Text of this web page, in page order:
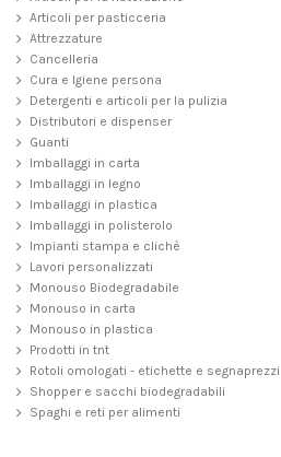
Articoli per pasticceria
Attrezzature
Cancelleria
Cura e Igiene persona
Detergenti e articoli per la pulizia
Distributori e dispenser
Guanti
Imballaggi in carta
Imballaggi in legno
Imballaggi in plastica
Imballaggi in polisterolo
Impianti stampa e clichè
Lavori personalizzati
Monouso Biodegradabile
Monouso in carta
Monouso in plastica
Prodotti in tnt
Rotoli omologati - etichette e segnaprezzi
Shopper e sacchi biodegradabili
Spaghi e reti per alimenti